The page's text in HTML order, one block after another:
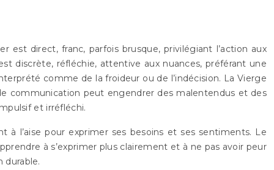
direct, franc, parfois brusque, privilégiant l’action aux
discrète, réfléchie, attentive aux nuances, préférant une
comme de la froideur ou de l’indécision. La Vierge
communication peut engendrer des malentendus et des
et irréfléchi.
l’aise pour exprimer ses besoins et ses sentiments. Le
à s’exprimer plus clairement et à ne pas avoir peur
durable.